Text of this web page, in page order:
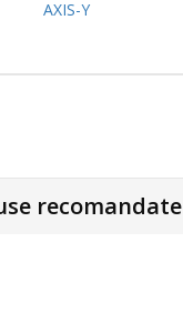
AXIS-Y
recomandate